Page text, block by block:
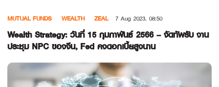
content
MUTUAL FUNDS WEALTH ZEAL 7 Aug 2023, 08:50
Wealth Strategy: วันที่ 15 กุมภาพันธ์ 2566 – จัดทัพรับ งาน
ประชุม NPC ของจีน, Fed คงดอกเบี้ยสูงนาน